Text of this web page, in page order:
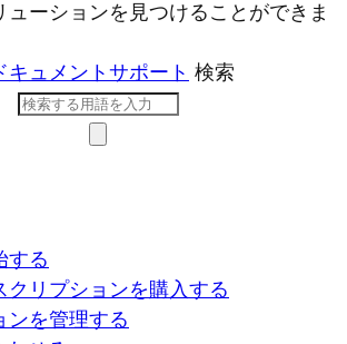
ューションを見つけることができま
キュメント サポート 検索
する
クリプションを購入する
ンを管理する